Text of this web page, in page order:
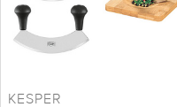
KESPER